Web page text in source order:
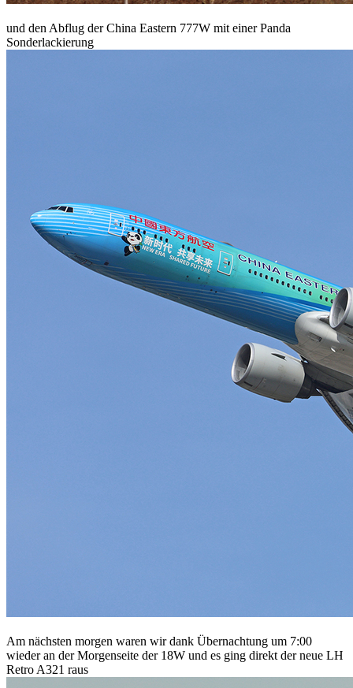
und den Abflug der China Eastern 777W mit einer Panda
Sonderlackierung
Am nächsten morgen waren wir dank Übernachtung um 7:00
wieder an der Morgenseite der 18W und es ging direkt der neue LH
Retro A321 raus